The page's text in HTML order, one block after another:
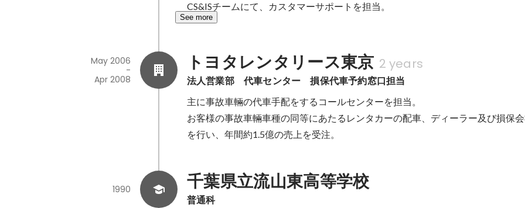
CS&ISチームにて、カスタマーサポートを担当。
See more
トヨタレンタリース東京 2 years
法人営業部　代車センター　損保代車予約窓口担当
May 2006
-
Apr 2008
主に事故車輛の代車手配をするコールセンターを担当。
お客様の事故車輛車種の同等にあたるレンタカーの配車、ディーラー及び損保
を行い、年間約1.5億の売上を受注。
千葉県立流山東高等学校
普通科
1990